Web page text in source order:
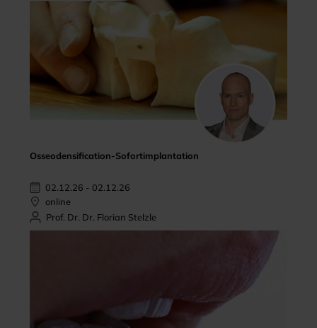
Osseodensification-Sofortimplantation
02.12.26 - 02.12.26
online
Prof. Dr. Dr. Florian Stelzle